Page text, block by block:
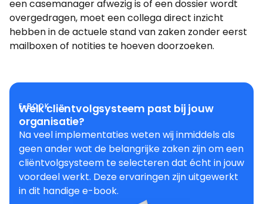
een casemanager afwezig is of een dossier wordt
overgedragen, moet een collega direct inzicht
hebben in de actuele stand van zaken zonder eerst
mailboxen of notities te hoeven doorzoeken.
E-BOOK
Welk cliëntvolgsysteem past bij jouw
organisatie?
Na veel implementaties weten wij inmiddels als
geen ander wat de belangrijke zaken zijn om een
cliëntvolgsysteem te selecteren dat écht in jouw
voordeel werkt. Deze ervaringen zijn uitgewerkt
in dit handige e-book.